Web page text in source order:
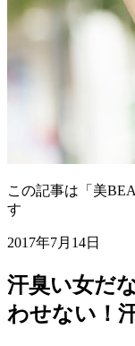
この記事は「美
す
2017年7月14日
汗臭い女だ
わせない！